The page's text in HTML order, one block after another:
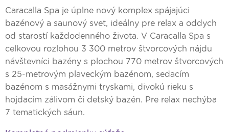
Caracalla Spa je úplne nový komplex spájajúci
bazénový a saunový svet, ideálny pre relax a oddych
od starostí každodenného života. V Caracalla Spa s
celkovou rozlohou 3 300 metrov štvorcových nájdu
návštevníci bazény s plochou 770 metrov štvorcových
s 25-metrovým plaveckým bazénom, sedacím
bazénom s masážnymi tryskami, divokú rieku s
hojdacím zálivom či detský bazén. Pre relax nechýba
7 tematických sáun.